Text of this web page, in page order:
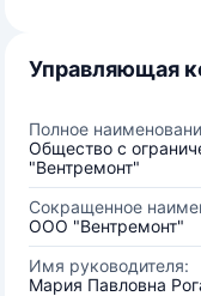
Управляющая
Полное
Общество с
"Вентремонт"
Сокращенное
ООО "Вентремонт"
Имя руководителя:
Мария Павловна